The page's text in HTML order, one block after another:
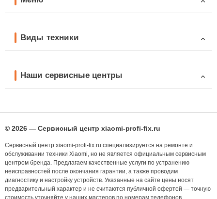
Виды техники
Наши сервисные центры
© 2026 — Сервисный центр xiaomi-profi-fix.ru
Сервисный центр xiaomi-profi-fix.ru специализируется на ремонте и
обслуживании техники Xiaomi, но не является официальным сервисным
центром бренда. Предлагаем качественные услуги по устранению
неисправностей после окончания гарантии, а также проводим
диагностику и настройку устройств. Указанные на сайте цены носят
предварительный характер и не считаются публичной офертой — точную
стоимость уточняйте у наших мастеров по номерам телефонов,